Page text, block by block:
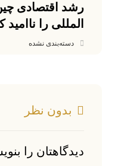
رشد اقتصادی
المللی را ناامید
دسته‌بندی نشده
بدون نظر
دیدگاهتان را